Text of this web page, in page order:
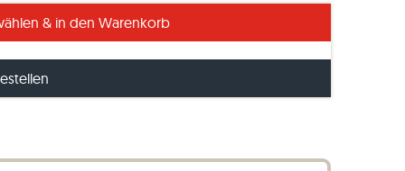
& in den Warenkorb